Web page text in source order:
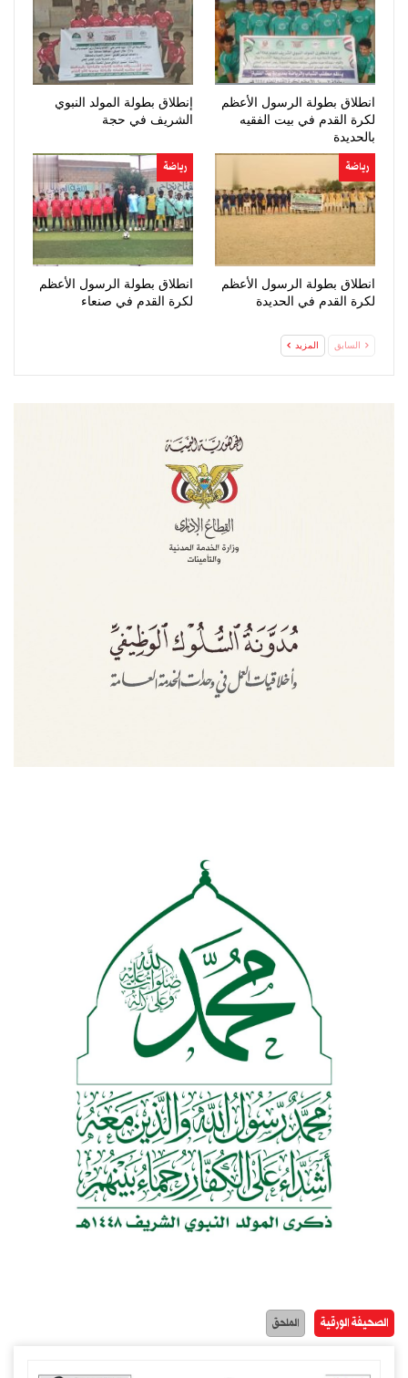
انطلاق بطولة الرسول الأعظم
لكرة القدم في بيت الفقيه
بالحديدة
إنطلاق بطولة المولد النبوي
الشريف في حجة
رياضة
انطلاق بطولة الرسول الأعظم
لكرة القدم في الحديدة
رياضة
انطلاق بطولة الرسول الأعظم
لكرة القدم في صنعاء
السابق المزيد
الصحيفة الورقية الملحق